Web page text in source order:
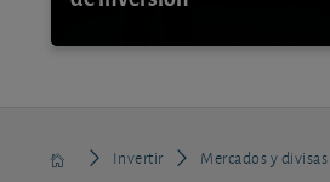
Invertir Mercados y divisas